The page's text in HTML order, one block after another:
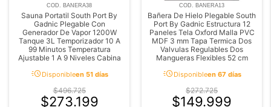
COD. BANERA38
Sauna Portatil South Port By
Gadnic Plegable Con
Generador De Vapor 1200W
Tanque 3L Temporizador 10 A
99 Minutos Temperatura
Ajustable 1 A 9 Niveles Cabina
acuteDisponibleen 51 días
$496.725
$273.199
COD. BANERA13
Bañera De Hielo Plegable South
Port By Gadnic Estructura 12
Paneles Tela Oxford Malla PVC
MDF 3 mm Tapa Termica Dos
Valvulas Regulables Dos
Mangueras Flexibles 52 cm
acuteDisponibleen 67 días
$272.725
$149.999